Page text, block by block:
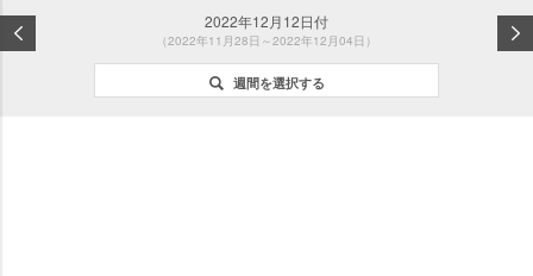
2022年12月12日付
（2022年11月28日～2022年12月04日）
週間を選択する